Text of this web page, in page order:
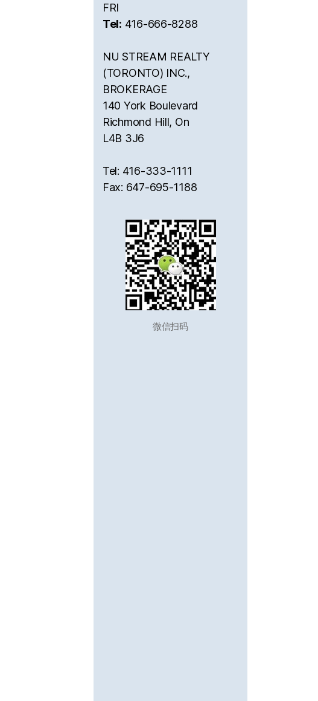
FRI
Tel: 416-666-8288
NU STREAM REALTY
(TORONTO) INC.,
BROKERAGE
140 York Boulevard
Richmond Hill, On
L4B 3J6
Tel: 416-333-1111
Fax: 647-695-1188
微信扫码